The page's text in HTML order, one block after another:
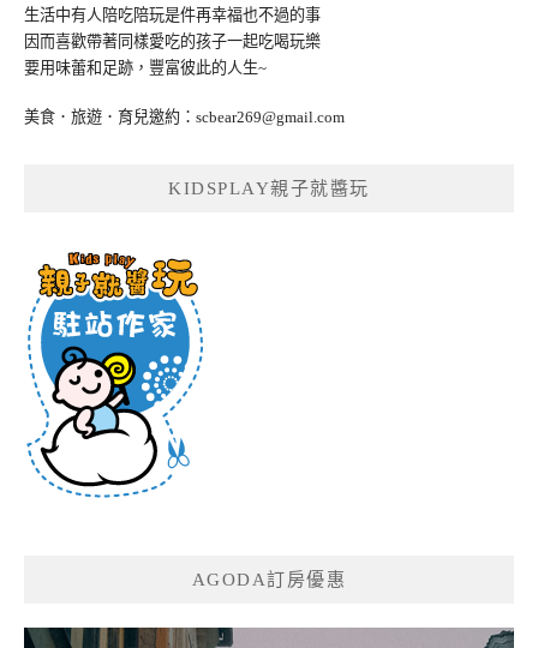
生活中有人陪吃陪玩是件再幸福也不過的事
因而喜歡帶著同樣愛吃的孩子一起吃喝玩樂
要用味蕾和足跡，豐富彼此的人生~
美食．旅遊．育兒邀約： scbear269@gmail.com
KIDSPLAY親子就醬玩
AGODA訂房優惠